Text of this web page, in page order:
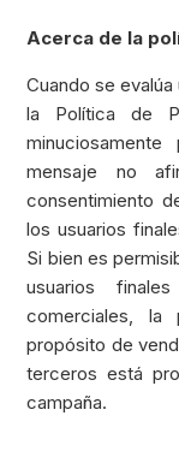
Acerca de la
Cuando se
la Política de
mensaje no
consentimiento
los usuarios
Si bien es
usuarios
comerciales,
propósito de
terceros está
campaña.